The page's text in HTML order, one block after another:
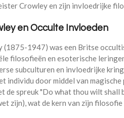
Crowley en zijn invloedrijke
en Occulte Invloeden
1947) was een Britse
filosofieën en esoterische
subculturen en invloedrijke
individu door middel van
de spreuk "Do what thou wilt shall
zijn), wat de kern van zijn